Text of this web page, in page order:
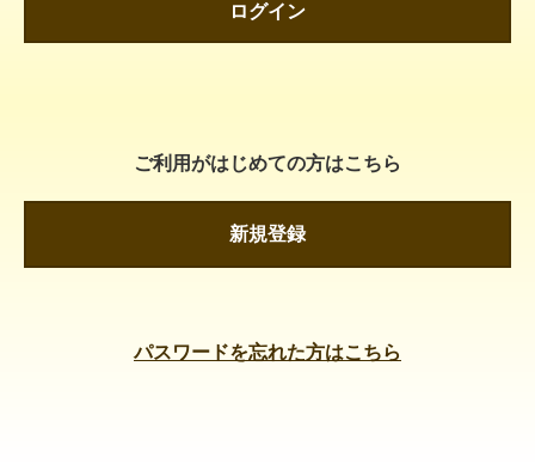
ログイン
ご利用がはじめての方はこちら
新規登録
パスワードを忘れた方はこちら